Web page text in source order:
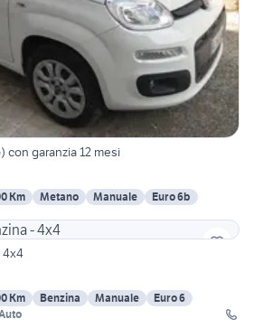
con garanzia 12 mesi
Km Metano Manuale
Euro 6b
4x4
Km Benzina Manuale
Euro 6